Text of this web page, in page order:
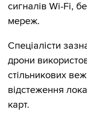
сигналів Wi-Fi,
мереж.
Спеціалісти
дрони
стільникових
відстеження
карт.